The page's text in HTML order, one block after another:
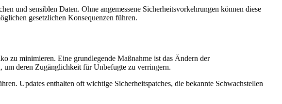
und sensiblen Daten. Ohne angemessene Sicherheitsvorkehrungen können diese
gesetzlichen Konsequenzen führen.
zu minimieren. Eine grundlegende Maßnahme ist das Ändern der
um deren Zugänglichkeit für Unbefugte zu verringern.
Updates enthalten oft wichtige Sicherheitspatches, die bekannte Schwachstellen